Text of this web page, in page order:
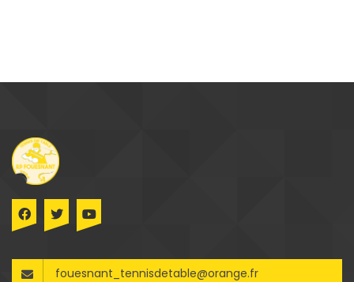
fouesnant_tennisdetable@orange.fr